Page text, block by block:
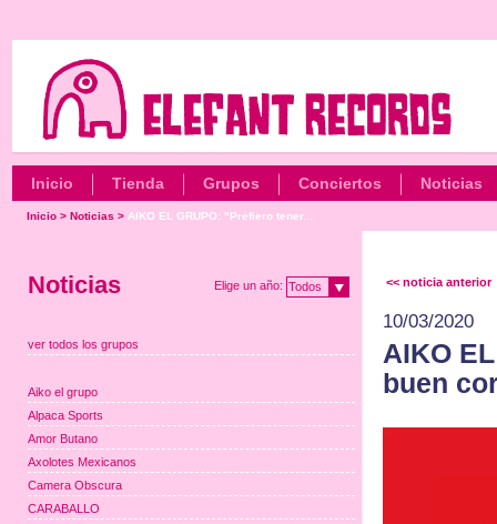
Inicio Tienda Grupos Conciertos Noticias
Inicio> Noticias > AIKO EL GRUPO: "Prefiero tener...
<< noticia anterior
10/03/2020
AIKO
buen
Noticias Elige un año: Todos
ver todos los grupos
Aiko el grupo
Alpaca Sports
Amor Butano
Axolotes Mexicanos
Camera Obscura
CARABALLO